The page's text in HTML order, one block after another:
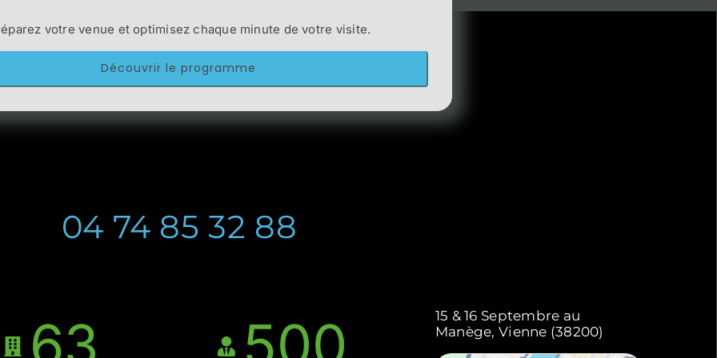
votre venue et optimisez chaque minute de votre visite.
Découvrir le programme
04 74 85 32 88
15 & 16 Septembre au
Manège, Vienne (38200)